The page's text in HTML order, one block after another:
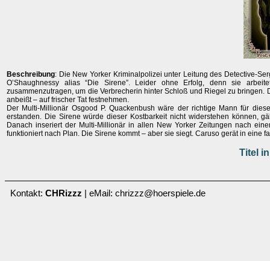
Beschreibung: Die New Yorker Kriminalpolizei unter Leitung des Detective-
O’Shaughnessy alias “Die Sirene”. Leider ohne Erfolg, denn sie
zusammenzutragen, um die Verbrecherin hinter Schloß und Riegel zu
anbeißt – auf frischer Tat festnehmen.
Der Multi-Millionär Osgood P. Quackenbush wäre der richtige Mann für
erstanden. Die Sirene würde dieser Kostbarkeit nicht widerstehen können,
Danach inseriert der Multi-Millionär in allen New Yorker Zeitungen nach
funktioniert nach Plan. Die Sirene kommt – aber sie siegt. Caruso gerät in eine
Titel
Kontakt: CHRizzz | eMail: chrizzz@hoerspiele.de